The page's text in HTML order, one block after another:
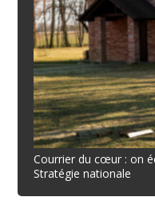
Courrier du cœur : on
Stratégie nationale